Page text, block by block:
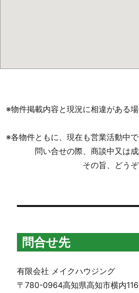
※物件掲載内容と現況に相違がある
※各物件ともに、現在も営業活動中
問い合せの際、商談中又は
その旨、どう
問合せ先
有限会社 メイクハウジング
〒780-0964高知県高知市横内